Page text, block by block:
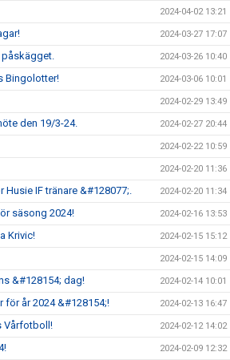
2024-04-02 13:21
2024-03-27 17:07
2024-03-26 10:40
Bingolotter! 2024-03-06 10:01
2024-02-29 13:49
den 19/3-24. 2024-02-27 20:44
2024-02-22 10:59
2024-02-20 11:36
IF tränare &#128077;. 2024-02-20 11:34
säsong 2024! 2024-02-16 13:53
Krivic! 2024-02-15 15:12
2024-02-15 14:09
&#128154; dag! 2024-02-14 10:01
för år 2024 &#128154;! 2024-02-13 16:47
Vårfotboll! 2024-02-12 14:02
2024-02-09 12:32